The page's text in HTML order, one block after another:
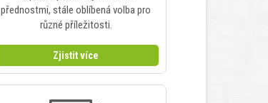
přednostmi, stále oblíbená volba pro
různé příležitosti.
Zjistit více